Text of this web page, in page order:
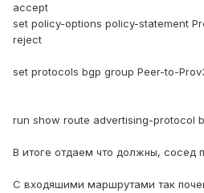
accept
set policy-options policy-statement
reject
set protocols bgp group Peer-to-
run show route advertising-protocol
В итоге отдаем что должны, сосед
С входяшими маршрутами так